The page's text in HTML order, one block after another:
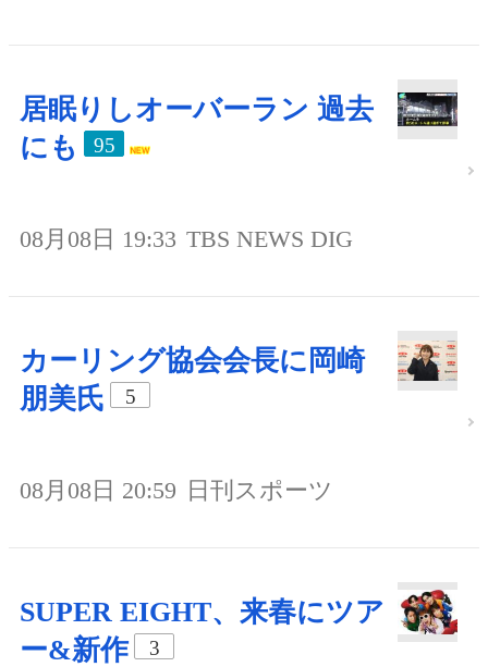
居眠りしオーバーラン 過去
にも
95
08月08日 19:33 TBS NEWS DIG
カーリング協会会長に岡崎
朋美氏
5
08月08日 20:59 日刊スポーツ
SUPER EIGHT、来春にツア
ー&新作
3